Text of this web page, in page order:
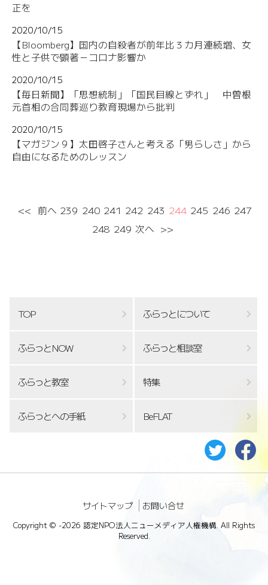
正を
2020/10/15
【Bloomberg】国内の自殺者が前年比３カ月連続増、女
性と子供で顕著－コロナ影響か
2020/10/15
【毎日新聞】「思想統制」「国民目線とずれ」 中曽根
元首相の合同葬巡り教育現場から批判
2020/10/15
【マガジン９】太田啓子さんと考える「男らしさ」から
自由になるためのレッスン
<< 前へ 239 240 241 242 243 244 245 246 247
248 249 次へ >>
TOP ふらっとについて
ふらっとNOW ふらっと相談室
ふらっと教室 特集
ふらっとへの手紙 BeFLAT
サイトマップ お問い合せ
Copyright © -2026 認定NPO法人ニューメディア人権機構. All Rights
Reserved.